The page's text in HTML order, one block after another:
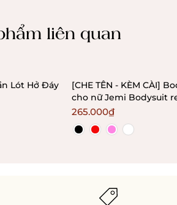
liên quan
Lót Hở Đáy
[CHE TÊN - KÈM CÀI]
cho nữ Jemi Bodysuit
không gọng không
Bralettehousevn
265.000₫